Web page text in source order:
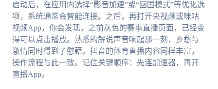
启动后，在应用内选择“影音加速”或“回国模式”等优化选
项，系统通常会智能连接。之后，再打开央视频或咪咕
视频App，你会发现，之前灰色的赛事直播页面，已经变
得可以点击播放。熟悉的解说声音响起那一刻，乡愁与
激情同时得到了慰藉。抖音的体育直播内容同样丰富，
操作流程与此一致。记住关键顺序：先连加速器，再开
直播App。